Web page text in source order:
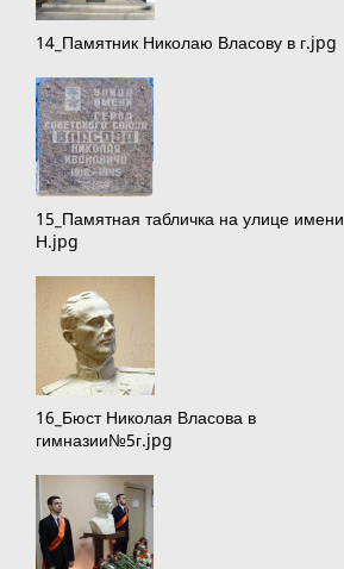
14_Памятник Николаю Власову в г.jpg
15_Памятная табличка на улице имени
Н.jpg
16_Бюст Николая Власова в
гимназии№5г.jpg